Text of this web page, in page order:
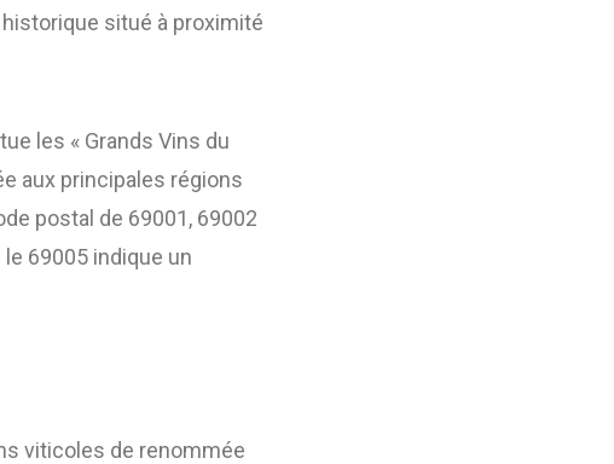
situé à proximité
les « Grands Vins du
aux principales régions
postal de 69001, 69002
69005 indique un
viticoles de renommée